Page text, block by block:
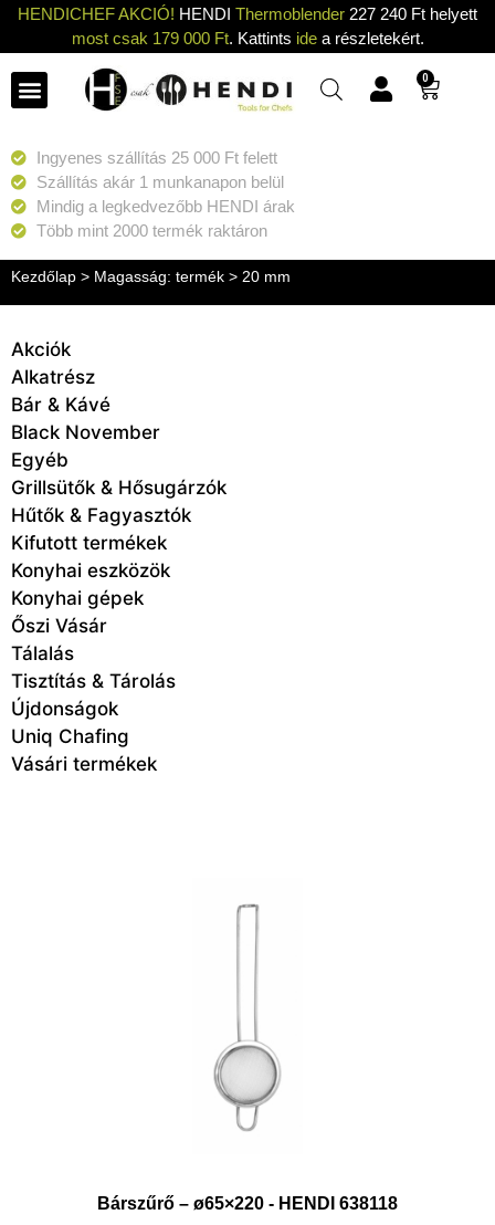
HENDICHEF AKCIÓ! HENDI Thermoblender 227 240 Ft helyett
most csak 179 000 Ft. Kattints idea részletekért.
0
Ingyenes szállítás 25 000 Ft felett
Szállítás akár 1 munkanapon belül
Mindig a legkedvezőbb HENDI árak
Több mint 2000 termék raktáron
Kezdőlap > Magasság: termék > 20 mm
Akciók
Alkatrész
Bár & Kávé
Black November
Egyéb
Grillsütők & Hősugárzók
Hűtők & Fagyasztók
Kifutott termékek
Konyhai eszközök
Konyhai gépek
Őszi Vásár
Tálalás
Tisztítás & Tárolás
Újdonságok
Uniq Chafing
Vásári termékek
Bárszűrő – ø65×220 - HENDI 638118